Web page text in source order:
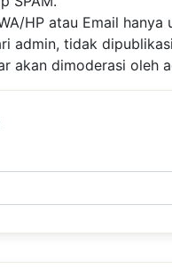
HP atau Email hanya
admin, tidak
akan dimoderasi oleh